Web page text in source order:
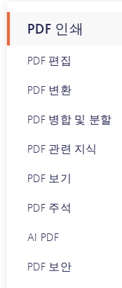
PDF 인쇄
PDF 편집
PDF 변환
PDF 병합 및 분할
PDF 관련 지식
PDF 보기
PDF 주석
AI PDF
PDF 보안